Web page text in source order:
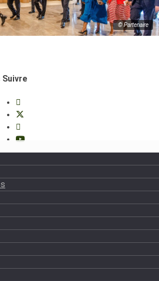
© Partenaire
Suivre